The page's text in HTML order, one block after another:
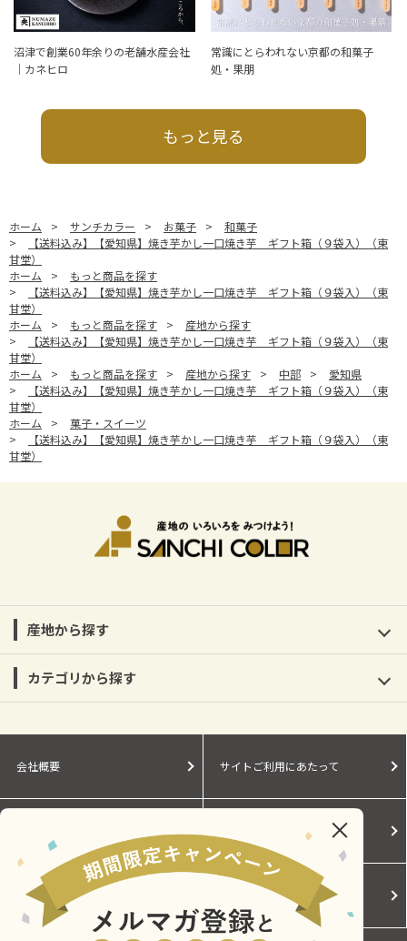
沼津で創業60年余りの老舗水産会社
｜カネヒロ
常識にとらわれない京都の和菓子
処・果朋
もっと見る
ホーム > サンチカラー > お菓子 >
和菓子
>
【送料込み】【愛知県】焼き芋かし一口焼き芋 ギフト箱（９袋入）（東
甘堂）
ホーム
>
もっと商品を探す
>
【送料込み】【愛知県】焼き芋かし一口焼き芋 ギフト箱（９袋入）（東
甘堂）
ホーム
> もっと商品を探す >
産地から探す
>
【送料込み】【愛知県】焼き芋かし一口焼き芋 ギフト箱（９袋入）（東
甘堂）
ホーム
> もっと商品を探す > 産地から探す > 中部 >
愛知県
>
【送料込み】【愛知県】焼き芋かし一口焼き芋 ギフト箱（９袋入）（東
甘堂）
ホーム
>
菓子・スイーツ
>
【送料込み】【愛知県】焼き芋かし一口焼き芋 ギフト箱（９袋入）（東
甘堂）
産地から探す
カテゴリから探す
会社概要 サイトご利用にあたって
Cookieポリシー ご利用規約